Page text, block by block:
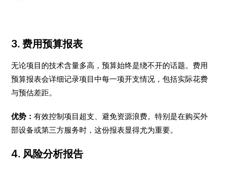
3. 费用预算报表
无论项目的技术含量多高，预算始终是绕不开的话题。费用
预算报表会详细记录项目中每一项开支情况，包括实际花费
与预估差距。
优势：有效控制项目超支、避免资源浪费。特别是在购买外
部设备或第三方服务时，这份报表显得尤为重要。
4. 风险分析报告